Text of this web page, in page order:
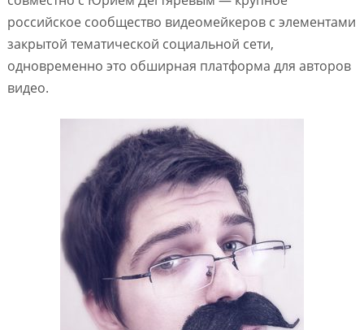
российское сообщество видеомейкеров с элементами
закрытой тематической социальной сети,
одновременно это обширная платформа для авторов
видео.